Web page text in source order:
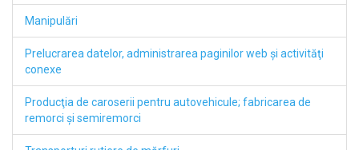
Manipulări
Prelucrarea datelor, administrarea paginilor web şi activităţi
conexe
Producţia de caroserii pentru autovehicule; fabricarea de
remorci şi semiremorci